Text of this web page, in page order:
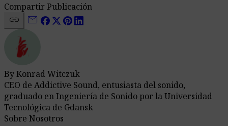
Compartir Publicación
link mail
By Konrad Witczuk
CEO de Addictive Sound, entusiasta del sonido,
graduado en Ingeniería de Sonido por la Universidad
Tecnológica de Gdansk
Sobre Nosotros